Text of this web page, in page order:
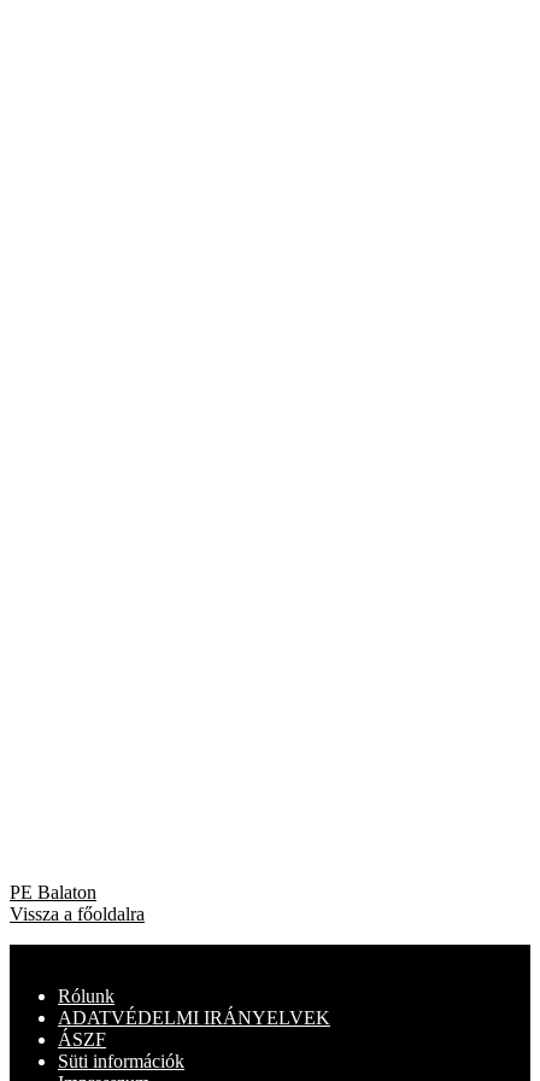
Bejegyzés
navigáció
Previous
post:
PE Balaton
Vissza a főoldalra
Rólunk
ADATVÉDELMI IRÁNYELVEK
ÁSZF
Süti információk